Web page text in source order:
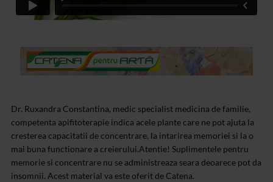
Dr. Ruxandra Constantina, medic specialist medicina de familie,
competenta apifitoterapie indica acele plante care ne pot ajuta la
cresterea capacitatii de concentrare, la intarirea memoriei si la o
mai buna functionare a creierului.Atentie! Suplimentele pentru
memorie si concentrare nu se administreaza seara deoarece pot da
insomnii. Acest material va este oferit de Catena.